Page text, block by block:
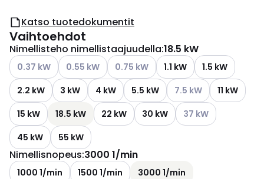
Katso tuotedokumentit
Vaihtoehdot
Nimellisteho nimellistaajuudella:18.5 kW
Katso käytettävissä olevat vaihtoehdot
0.37 kW Katso käytettävissä olevat vaihtoehdot
0.55 kW Katso käytettävissä olevat
0.75 kW 1.1 kW
1.5 kW
2.2 kW
3 kW 4 kW 5.5 kW Katso käytettävissä
7.5 kW
11 kW
15 kW
18.5 kW 22 kW 30 kW Katso käytettävissä
37 kW
45 kW
55 kW
Nimellisnopeus:3000 1/min
1000 1/min 1500 1/min 3000 1/min